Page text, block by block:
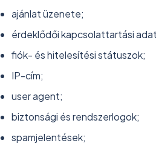
ajánlat üzenete;
érdeklődői kapcsolattartási
fiók- és hitelesítési státuszok;
IP-cím;
user agent;
biztonsági és rendszerlogok;
spamjelentések;